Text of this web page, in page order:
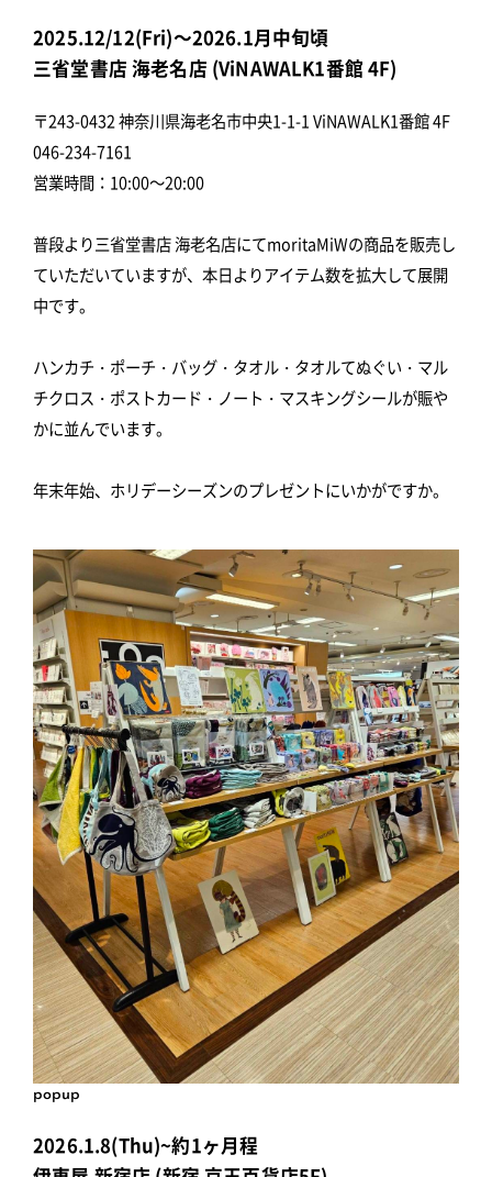
2025.12/12(Fri)～2026.1月中旬頃
三省堂書店 海老名店 (ViNAWALK1番館 4F)
〒243-0432 神奈川県海老名市中央1-1-1 ViNAWALK1番館 4F
046-234-7161
営業時間：10:00～20:00
普段より三省堂書店 海老名店にてmoritaMiWの商品を販売し
ていただいていますが、本日よりアイテム数を拡大して展開
中です。
ハンカチ・ポーチ・バッグ・タオル・タオルてぬぐい・マル
チクロス・ポストカード・ノート・マスキングシールが賑や
かに並んでいます。
年末年始、ホリデーシーズンのプレゼントにいかがですか。
popup
2026.1.8(Thu)~約1ヶ月程